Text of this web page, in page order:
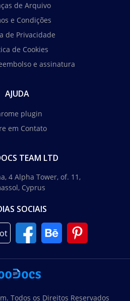
de Arquivo
e Condições
de Privacidade
de Cookies
e assinatura
AJUDA
plugin
em Contato
TEAM LTD
4 Alpha Tower, of. 11,
Cyprus
SOCIAIS
Todos os Direitos Reservados